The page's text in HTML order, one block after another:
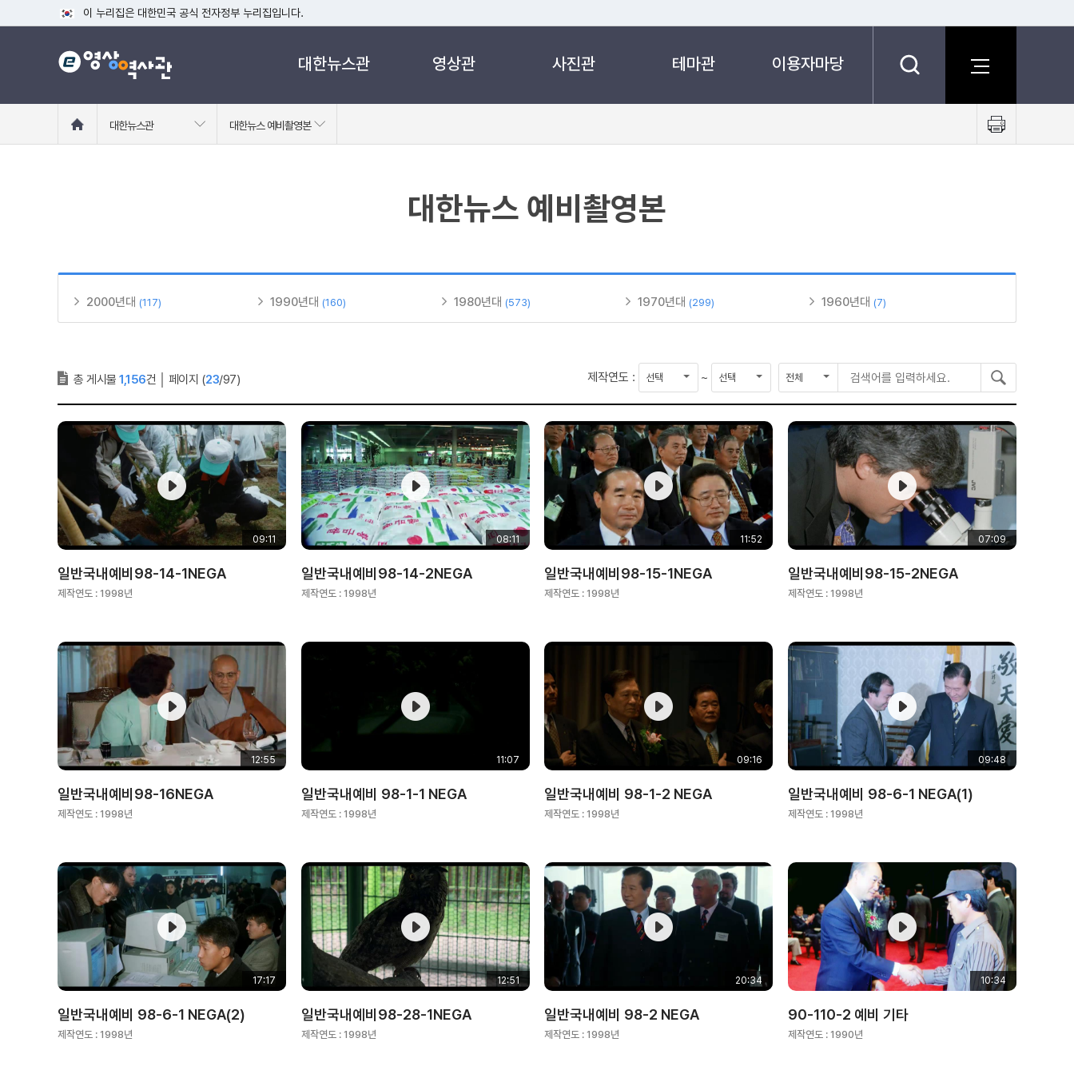
이 누리집은 대한민국 공식 전자정부 누리집입니다.
공식 누리집 주소 확인하기
go.kr 주소를 사용하는 누리집은 대한민국 정부기관이 관리하는 누리집입니다.
대한뉴스관 영상관 사진관 테마관 이용자마당
로
대한뉴스관 대한뉴스 예비촬영본
트
대한뉴스 예비촬영본
2000년대 (117) 1990년대 (160) 1980년대 (573) 1970년대 (299) 1960년대 (7)
총 게시물 1,156건 페이지 (23/97) 제작연도 :
작
연
도
~
료
연
도
검
색
구
색
어
를
요
검
색
09:11
일반국내예비98-14-1NEGA
제작연도 : 1998년
08:11
일반국내예비98-14-2NEGA
제작연도 : 1998년
11:52
일반국내예비98-15-1NEGA
제작연도 : 1998년
07:09
일반국내예비98-15-2NEGA
제작연도 : 1998년
12:55
일반국내예비98-16NEGA
제작연도 : 1998년
11:07
일반국내예비 98-1-1 NEGA
제작연도 : 1998년
09:16
일반국내예비 98-1-2 NEGA
제작연도 : 1998년
09:48
일반국내예비 98-6-1 NEGA(1)
제작연도 : 1998년
17:17
일반국내예비 98-6-1 NEGA(2)
제작연도 : 1998년
12:51
일반국내예비98-28-1NEGA
제작연도 : 1998년
20:34
일반국내예비 98-2 NEGA
제작연도 : 1998년
10:34
90-110-2 예비 기타
제작연도 : 1990년